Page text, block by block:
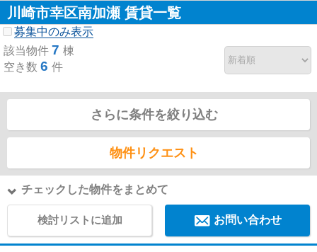
川崎市幸区南加瀬 賃貸一覧
募集中のみ表示
該当物件 7 棟
空き数 6 件
さらに条件を絞り込む
物件リクエスト
チェックした物件をまとめて
検討リストに追加 お問い合わせ